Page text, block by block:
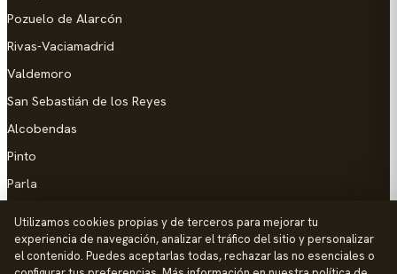
Pozuelo de Alarcón
Rivas-Vaciamadrid
Valdemoro
San Sebastián de los Reyes
Alcobendas
Pinto
Parla
AYUDA
Utilizamos cookies propias y de terceros para mejorar tu
experiencia de navegación, analizar el tráfico del sitio y personalizar
el contenido. Puedes aceptarlas todas, rechazar las no esenciales o